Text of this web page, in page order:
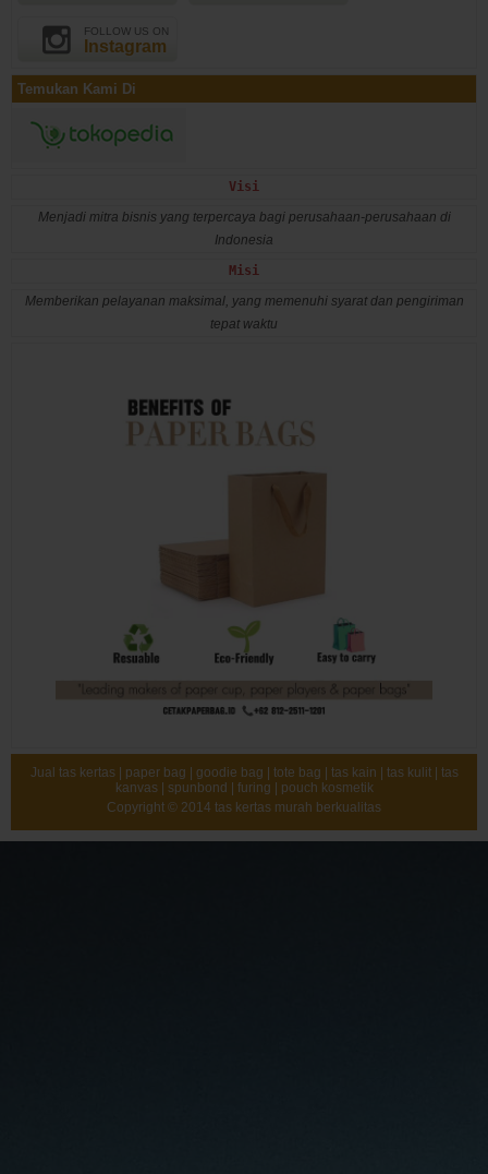
FOLLOW US ON
Instagram
Temukan Kami Di
Visi
Menjadi mitra bisnis yang terpercaya bagi perusahaan-perusahaan di
Indonesia
Misi
Memberikan pelayanan maksimal, yang memenuhi syarat dan pengiriman
tepat waktu
Jual tas kertas | paper bag | goodie bag | tote bag | tas kain | tas kulit | tas
kanvas | spunbond | furing | pouch kosmetik
Copyright © 2014 tas kertas murah berkualitas